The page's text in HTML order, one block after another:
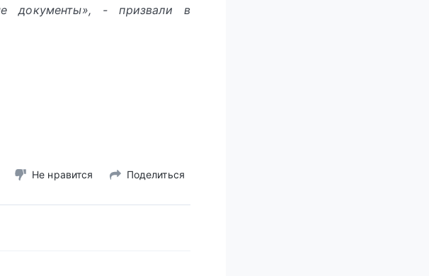
документы», - призвали в
Не нравится Поделиться